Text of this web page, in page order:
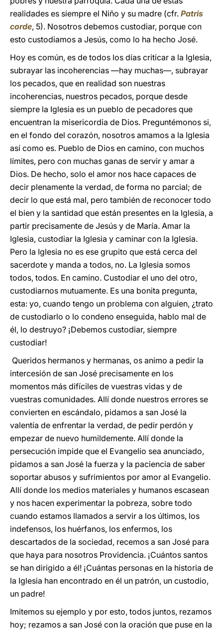
realidades es siempre el Niño y su madre (cfr. Patris
corde, 5). Nosotros debemos custodiar, porque con
esto custodiamos a Jesús, como lo ha hecho José.
Hoy es común, es de todos los días criticar a la Iglesia,
subrayar las incoherencias —hay muchas—, subrayar
los pecados, que en realidad son nuestras
incoherencias, nuestros pecados, porque desde
siempre la Iglesia es un pueblo de pecadores que
encuentran la misericordia de Dios. Preguntémonos si,
en el fondo del corazón, nosotros amamos a la Iglesia
así como es. Pueblo de Dios en camino, con muchos
límites, pero con muchas ganas de servir y amar a
Dios. De hecho, solo el amor nos hace capaces de
decir plenamente la verdad, de forma no parcial; de
decir lo que está mal, pero también de reconocer todo
el bien y la santidad que están presentes en la Iglesia, a
partir precisamente de Jesús y de María. Amar la
Iglesia, custodiar la Iglesia y caminar con la Iglesia.
Pero la Iglesia no es ese grupito que está cerca del
sacerdote y manda a todos, no. La Iglesia somos
todos, todos. En camino. Custodiar el uno del otro,
custodiarnos mutuamente. Es una bonita pregunta,
esta: yo, cuando tengo un problema con alguien, ¿trato
de custodiarlo o lo condeno enseguida, hablo mal de
él, lo destruyo? ¡Debemos custodiar, siempre
custodiar!
Queridos hermanos y hermanas, os animo a pedir la
intercesión de san José precisamente en los
momentos más difíciles de vuestras vidas y de
vuestras comunidades. Allí donde nuestros errores se
convierten en escándalo, pidamos a san José la
valentía de enfrentar la verdad, de pedir perdón y
empezar de nuevo humildemente. Allí donde la
persecución impide que el Evangelio sea anunciado,
pidamos a san José la fuerza y la paciencia de saber
soportar abusos y sufrimientos por amor al Evangelio.
Allí donde los medios materiales y humanos escasean
y nos hacen experimentar la pobreza, sobre todo
cuando estamos llamados a servir a los últimos, los
indefensos, los huérfanos, los enfermos, los
descartados de la sociedad, recemos a san José para
que haya para nosotros Providencia. ¡Cuántos santos
se han dirigido a él! ¡Cuántas personas en la historia de
la Iglesia han encontrado en él un patrón, un custodio,
un padre!
Imitemos su ejemplo y por esto, todos juntos, rezamos
hoy; rezamos a san José con la oración que puse en la